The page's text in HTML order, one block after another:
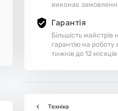
виконає
Гарантія
Більшість майстрів
гарантію на роботу
тижнів до 12 місяців
Техніка